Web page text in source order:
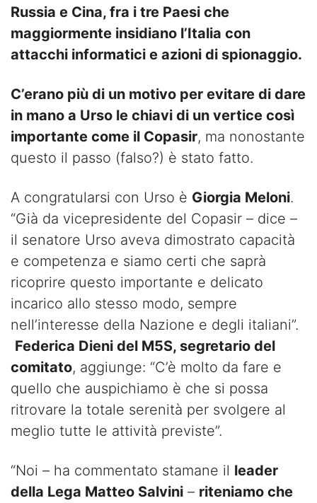
Russia e Cina, fra i tre Paesi che
maggiormente insidiano l’Italia con
attacchi informatici e azioni di spionaggio.
C’erano più di un motivo per evitare di dare
in mano a Urso le chiavi di un vertice così
importante come il Copasir, ma nonostante
questo il passo (falso?) è stato fatto.
A congratularsi con Urso è Giorgia Meloni.
“Già da vicepresidente del Copasir – dice –
il senatore Urso aveva dimostrato capacità
e competenza e siamo certi che saprà
ricoprire questo importante e delicato
incarico allo stesso modo, sempre
nell’interesse della Nazione e degli italiani”.
Federica Dieni del M5S, segretario del
comitato, aggiunge: “C’è molto da fare e
quello che auspichiamo è che si possa
ritrovare la totale serenità per svolgere al
meglio tutte le attività previste”.
“Noi – ha commentato stamane il leader
della Lega Matteo Salvini – riteniamo che